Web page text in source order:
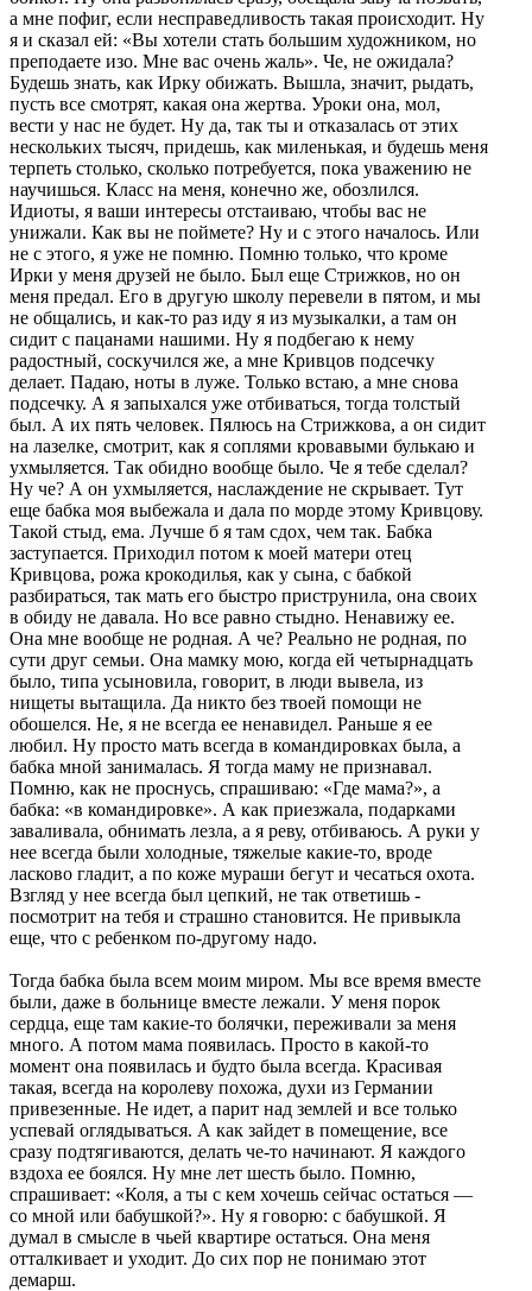
а мне пофиг, если несправедливость такая происходит. Ну
я и сказал ей: «Вы хотели стать большим художником, но
преподаете изо. Мне вас очень жаль». Че, не ожидала?
Будешь знать, как Ирку обижать. Вышла, значит, рыдать,
пусть все смотрят, какая она жертва. Уроки она, мол,
вести у нас не будет. Ну да, так ты и отказалась от этих
нескольких тысяч, придешь, как миленькая, и будешь меня
терпеть столько, сколько потребуется, пока уважению не
научишься. Класс на меня, конечно же, обозлился.
Идиоты, я ваши интересы отстаиваю, чтобы вас не
унижали. Как вы не поймете? Ну и с этого началось. Или
не с этого, я уже не помню. Помню только, что кроме
Ирки у меня друзей не было. Был еще Стрижков, но он
меня предал. Его в другую школу перевели в пятом, и мы
не общались, и как-то раз иду я из музыкалки, а там он
сидит с пацанами нашими. Ну я подбегаю к нему
радостный, соскучился же, а мне Кривцов подсечку
делает. Падаю, ноты в луже. Только встаю, а мне снова
подсечку. А я запыхался уже отбиваться, тогда толстый
был. А их пять человек. Пялюсь на Стрижкова, а он сидит
на лазелке, смотрит, как я соплями кровавыми булькаю и
ухмыляется. Так обидно вообще было. Че я тебе сделал?
Ну че? А он ухмыляется, наслаждение не скрывает. Тут
еще бабка моя выбежала и дала по морде этому Кривцову.
Такой стыд, ема. Лучше б я там сдох, чем так. Бабка
заступается. Приходил потом к моей матери отец
Кривцова, рожа крокодилья, как у сына, с бабкой
разбираться, так мать его быстро приструнила, она своих
в обиду не давала. Но все равно стыдно. Ненавижу ее.
Она мне вообще не родная. А че? Реально не родная, по
сути друг семьи. Она мамку мою, когда ей четырнадцать
было, типа усыновила, говорит, в люди вывела, из
нищеты вытащила. Да никто без твоей помощи не
обошелся. Не, я не всегда ее ненавидел. Раньше я ее
любил. Ну просто мать всегда в командировках была, а
бабка мной занималась. Я тогда маму не признавал.
Помню, как не проснусь, спрашиваю: «Где мама?», а
бабка: «в командировке». А как приезжала, подарками
заваливала, обнимать лезла, а я реву, отбиваюсь. А руки у
нее всегда были холодные, тяжелые какие-то, вроде
ласково гладит, а по коже мураши бегут и чесаться охота.
Взгляд у нее всегда был цепкий, не так ответишь -
посмотрит на тебя и страшно становится. Не привыкла
еще, что с ребенком по-другому надо.
Тогда бабка была всем моим миром. Мы все время вместе
были, даже в больнице вместе лежали. У меня порок
сердца, еще там какие-то болячки, переживали за меня
много. А потом мама появилась. Просто в какой-то
момент она появилась и будто была всегда. Красивая
такая, всегда на королеву похожа, духи из Германии
привезенные. Не идет, а парит над землей и все только
успевай оглядываться. А как зайдет в помещение, все
сразу подтягиваются, делать че-то начинают. Я каждого
вздоха ее боялся. Ну мне лет шесть было. Помню,
спрашивает: «Коля, а ты с кем хочешь сейчас остаться —
со мной или бабушкой?». Ну я говорю: с бабушкой. Я
думал в смысле в чьей квартире остаться. Она меня
отталкивает и уходит. До сих пор не понимаю этот
демарш.